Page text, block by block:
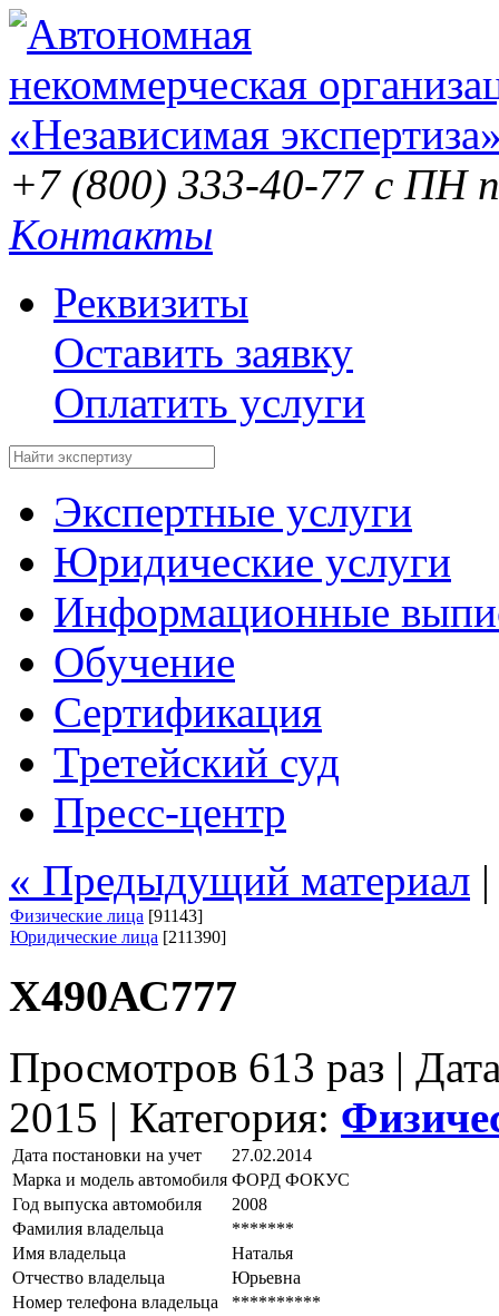
+7 (800) 333-40-77 с ПН
Контакты
Реквизиты
Оставить заявку
Оплатить услуги
Экспертные услуги
Юридические услуги
Информационные
Обучение
Сертификация
Третейский суд
Пресс-центр
« Предыдущий материал
Физические лица [91143]
Юридические лица [211390]
Х490АС777
Просмотров 613 раз |
2015 | Категория:
Дата постановки на учет
27.02.2014
Марка и модель автомобиля ФОРД ФОКУС
Год выпуска автомобиля
2008
Фамилия владельца
*******
Имя владельца
Наталья
Отчество владельца
Юрьевна
Номер телефона владельца
**********